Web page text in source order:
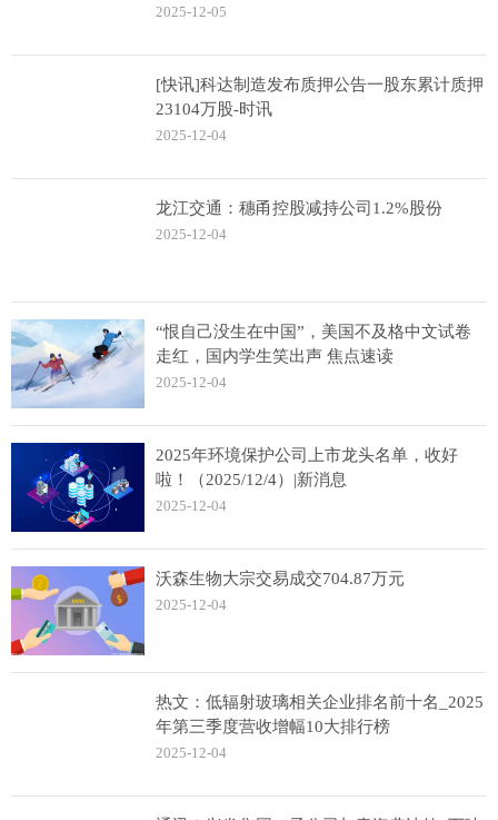
2025-12-05
[快讯]科达制造发布质押公告一股东累计质押
23104万股-时讯
2025-12-04
龙江交通：穗甬控股减持公司1.2%股份
2025-12-04
“恨自己没生在中国”，美国不及格中文试卷
走红，国内学生笑出声 焦点速读
2025-12-04
2025年环境保护公司上市龙头名单，收好
啦！（2025/12/4）|新消息
2025-12-04
沃森生物大宗交易成交704.87万元
2025-12-04
热文：低辐射玻璃相关企业排名前十名_2025
年第三季度营收增幅10大排行榜
2025-12-04